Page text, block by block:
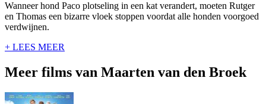
Wanneer hond Paco plotseling in een kat verandert, moeten Rutger
en Thomas een bizarre vloek stoppen voordat alle honden voorgoed
verdwijnen.
+ LEES MEER
Meer films van Maarten van den Broek